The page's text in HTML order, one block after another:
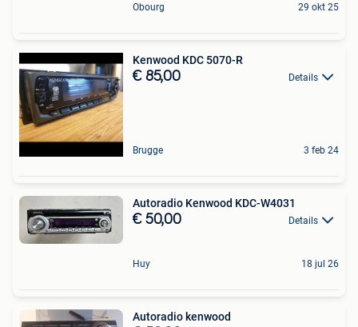
Obourg 29 okt 25
Kenwood KDC 5070-R
€ 85,00 Details
Brugge 3 feb 24
Autoradio Kenwood KDC-W4031
€ 50,00 Details
Huy 18 jul 26
Autoradio kenwood